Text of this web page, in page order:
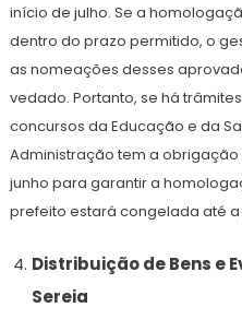
início de julho. Se a
dentro do prazo permitido, o
as nomeações desses
vedado. Portanto, se há
concursos da Educação e da
Administração tem a
junho para garantir a
prefeito estará congelada até
Distribuição de Bens e
Sereia